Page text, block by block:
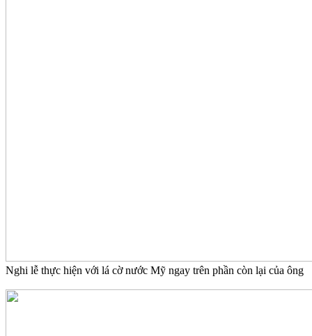
Nghi lễ thực hiện với lá cờ nước Mỹ ngay trên phần còn lại của ông